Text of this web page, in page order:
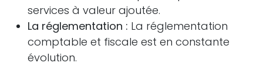
services à valeur ajoutée.
La réglementation : La réglementation
comptable et fiscale est en constante
évolution.